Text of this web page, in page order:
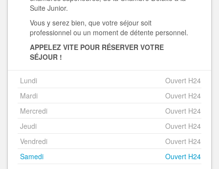
Suite Junior.
Vous y serez bien, que votre séjour soit
professionnel ou un moment de détente personnel.
APPELEZ VITE POUR RÉSERVER VOTRE
SÉJOUR !
Lundi
Ouvert H24
Mardi
Ouvert H24
Mercredi
Ouvert H24
Jeudi
Ouvert H24
Vendredi
Ouvert H24
Samedi
Ouvert H24